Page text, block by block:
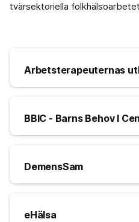
tvärsektoriella
Arbetsterapeuternas
BBIC - Barns Behov I
DemensSam
eHälsa